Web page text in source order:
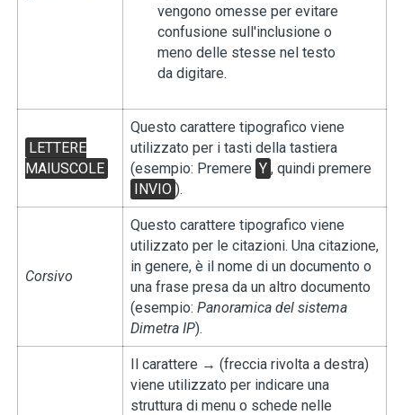
vengono omesse per evitare
confusione sull'inclusione o
meno delle stesse nel testo
da digitare.
LETTERE
MAIUSCOLE
Questo carattere tipografico viene
utilizzato per i tasti della tastiera
(esempio: Premere Y , quindi premere
INVIO ).
Corsivo
Questo carattere tipografico viene
utilizzato per le citazioni. Una citazione,
in genere, è il nome di un documento o
una frase presa da un altro documento
(esempio: Panoramica del sistema
Dimetra IP).
Il carattere → (freccia rivolta a destra)
viene utilizzato per indicare una
struttura di menu o schede nelle